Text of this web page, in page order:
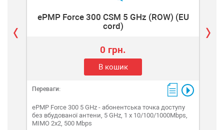
ePMP Force 300 CSM 5 GHz (ROW) (EU
cord)
0 грн.
В кошик
Переваги:
ePMP Force 300 5 GHz - абонентська точка доступу
без вбудованої антени, 5 GHz, 1 x 10/100/1000Mbps,
MIMO 2x2, 500 Mbps